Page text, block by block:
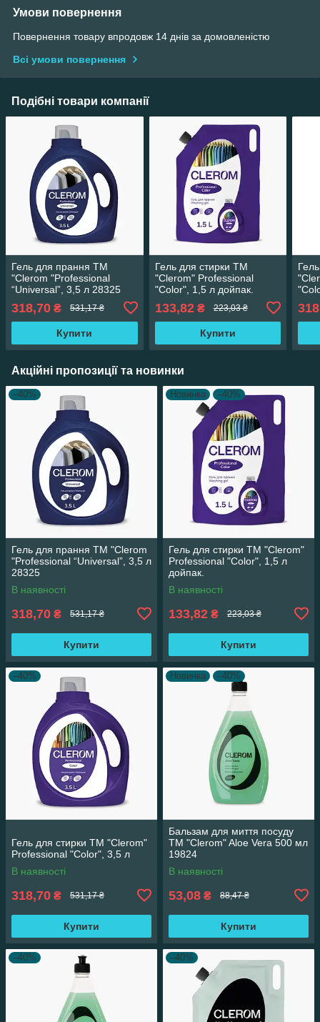
Умови повернення
Повернення товару впродовж 14 днів за домовленістю
Всі умови повернення
Подібні товари компанії
Гель для прання ТМ
"Clerom "Professional
“Universal”, 3,5 л 28325
318,70 ₴ 531,17 ₴
Купити
Гель для стирки ТМ
"Clerom" Professional
"Color", 1,5 л дойпак.
133,82₴ 223,03 ₴
Купити
Акційні пропозиції та новинки
–40%
Гель для прання ТМ "Clerom
"Professional “Universal”, 3,5 л
28325
В наявності
318,70 ₴ 531,17 ₴
Купити
Новинка –40%
Гель для стирки ТМ "Clerom"
Professional "Color", 1,5 л
дойпак.
В наявності
133,82 ₴ 223,03 ₴
Купити
–40%
Гель для стирки ТМ "Clerom"
Professional "Color", 3,5 л
В наявності
318,70 ₴ 531,17 ₴
Купити
Новинка –40%
Бальзам для миття посуду
ТМ "Clerom" Aloe Vera 500 мл
19824
В наявності
53,08 ₴ 88,47 ₴
Купити
–40% –40%